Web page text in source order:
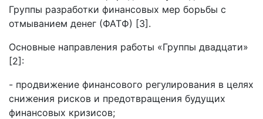
Группы разработки финансовых мер борьбы с
отмыванием денег (ФАТФ) [3].
Основные направления работы «Группы двадцати»
[2]:
- продвижение финансового регулирования в целях
снижения рисков и предотвращения будущих
финансовых кризисов;